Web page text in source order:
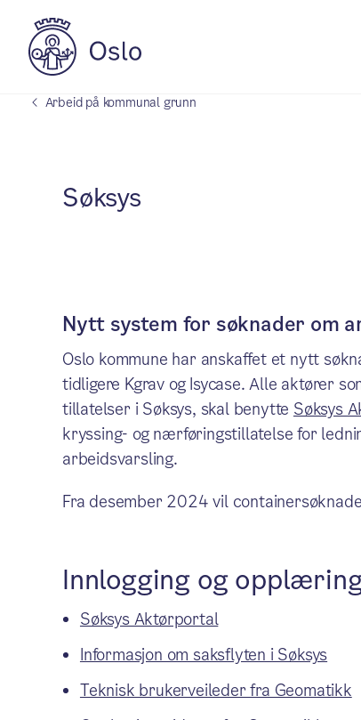
Arbeid på kommunal grunn
Søksys
Nytt system for søknader om
Oslo kommune har anskaffet et nytt
tidligere Kgrav og Isycase. Alle aktører
tillatelser i Søksys, skal benytte Søksys
kryssing- og nærføringstillatelse for
arbeidsvarsling.
Fra desember 2024 vil
Innlogging og
Søksys Aktørportal
Informasjon om saksflyten i Søksys
Teknisk brukerveileder fra Geomatikk